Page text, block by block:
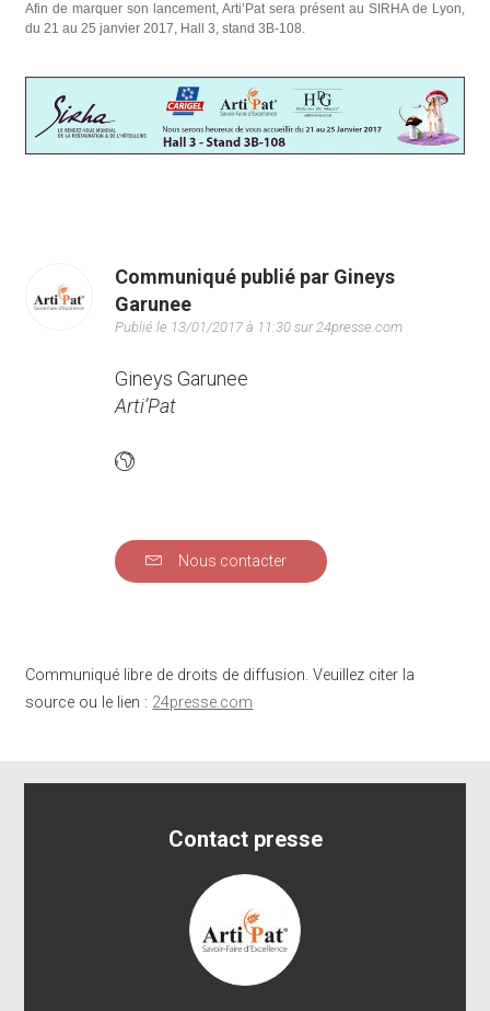
Afin de marquer son lancement, Arti’Pat sera présent au SIRHA de Lyon,
du 21 au 25 janvier 2017, Hall 3, stand 3B-108.
Communiqué publié par Gineys
Garunee
Publié le 13/01/2017 à 11:30 sur 24presse.com
Gineys Garunee
Arti’Pat
Nous contacter
Communiqué libre de droits de diffusion. Veuillez citer la
source ou le lien : 24presse.com
Contact presse